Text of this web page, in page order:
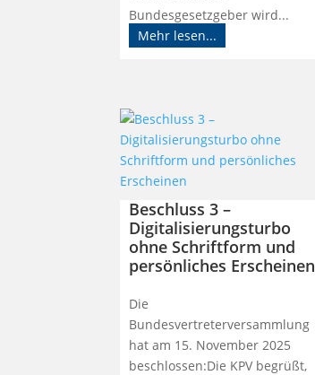
Bundesgesetzgeber wird...
Mehr lesen...
Beschluss 3 –
Digitalisierungsturbo
ohne Schriftform und
persönliches Erscheinen
Die
Bundesvertreterversammlung
hat am 15. November 2025
beschlossen:Die KPV begrüßt,